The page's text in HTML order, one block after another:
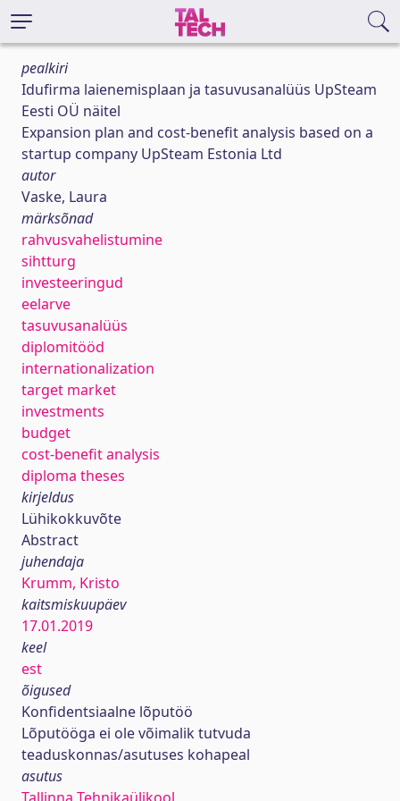
pealkiri
Idufirma laienemisplaan ja tasuvusanalüüs UpSteam
Eesti OÜ näitel
Expansion plan and cost-benefit analysis based on a
startup company UpSteam Estonia Ltd
autor
Vaske, Laura
märksõnad
rahvusvahelistumine
sihtturg
investeeringud
eelarve
tasuvusanalüüs
diplomitööd
internationalization
target market
investments
budget
cost-benefit analysis
diploma theses
kirjeldus
Lühikokkuvõte
Abstract
juhendaja
Krumm, Kristo
kaitsmiskuupäev
17.01.2019
keel
est
õigused
Konfidentsiaalne lõputöö
Lõputööga ei ole võimalik tutvuda
teaduskonnas/asutuses kohapeal
asutus